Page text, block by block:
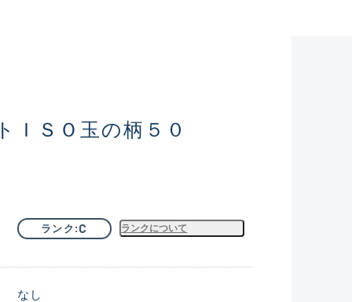
ＩＳＯ玉の柄５０
ランク C ランクについて
なし